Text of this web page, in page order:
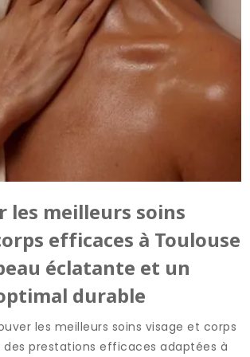
les meilleurs soins
efficaces à Toulouse
éclatante et un
durable
les meilleurs soins visage et corps
des prestations efficaces adaptées à